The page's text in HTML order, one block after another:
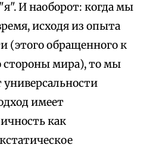
И наоборот: когда мы
исходя из опыта
(этого обращенного к
стороны мира), то мы
имеет
как